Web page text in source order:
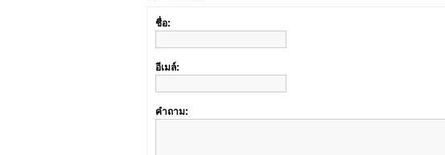
ชื่อ:
อีเมล์:
คำถาม: